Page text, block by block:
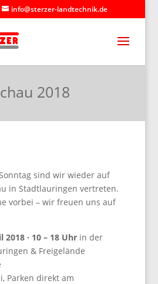
info@sterzer-landtechnik.de
2018
sind wir wieder auf
in Stadtlauringen vertreten.
vorbei – wir freuen uns auf
· 10 – 18 Uhr in der
& Freigelände
Parken direkt am